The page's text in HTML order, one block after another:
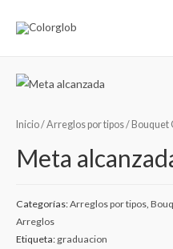
Inicio/Arreglos por tipos/ Bouquet
Meta
Categorías:Arreglos por tipos
Arreglos
Etiqueta: graduacion